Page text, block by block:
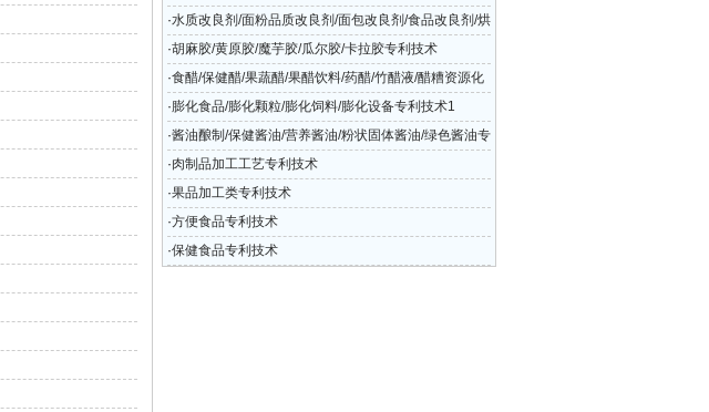
·水质改良剂/面粉品质改良剂/面包改良剂/食品改良剂/烘
烤改良剂/陈米改良剂专利技术
·胡麻胶/黄原胶/魔芋胶/瓜尔胶/卡拉胶专利技术
·食醋/保健醋/果蔬醋/果醋饮料/药醋/竹醋液/醋糟资源化
处理专利技术3
·膨化食品/膨化颗粒/膨化饲料/膨化设备专利技术1
·酱油酿制/保健酱油/营养酱油/粉状固体酱油/绿色酱油专
利技术2
·肉制品加工工艺专利技术
·果品加工类专利技术
·方便食品专利技术
·保健食品专利技术